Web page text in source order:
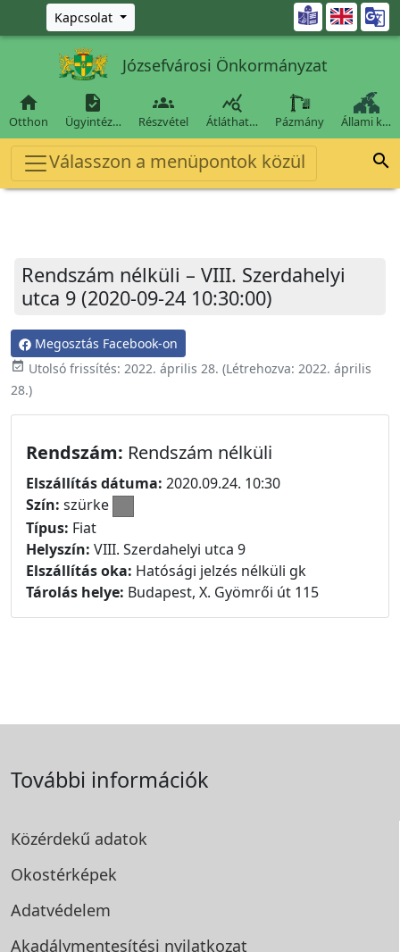
Ugrás a fő tartalomra
Kapcsolat 
Józsefvárosi Önkormányzat

Otthon

Ügyintéz…

Részvétel

Átláthat… Pázmány Állami k…
Válasszon a menüpontok közül 
Rendszám nélküli – VIII. Szerdahelyi
utca 9 (2020-09-24 10:30:00)
Megosztás Facebook-on
event_available Utolsó frissítés: 2022. április 28. (Létrehozva: 2022. április
28.)
Rendszám: Rendszám nélküli
Elszállítás dátuma: 2020.09.24. 10:30
Szín: szürke
Típus: Fiat
Helyszín: VIII. Szerdahelyi utca 9
Elszállítás oka: Hatósági jelzés nélküli gk
Tárolás helye: Budapest, X. Gyömrői út 115
További információk
Közérdekű adatok
Okostérképek
Adatvédelem
Akadálymentesítési nyilatkozat